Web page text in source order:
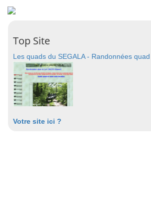
Top Site
Les quads du SEGALA - Randonnées
Votre site ici ?